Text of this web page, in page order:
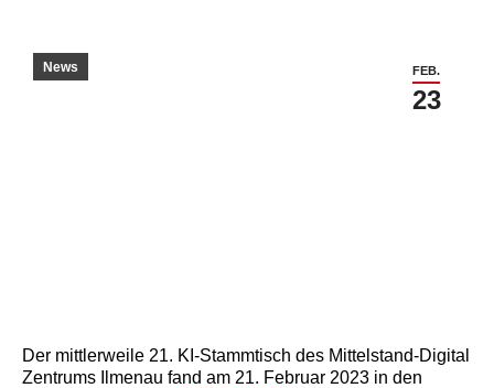
FEB.
23
News
Der mittlerweile 21. KI-Stammtisch des Mittelstand-Digital
Zentrums Ilmenau fand am 21. Februar 2023 in den